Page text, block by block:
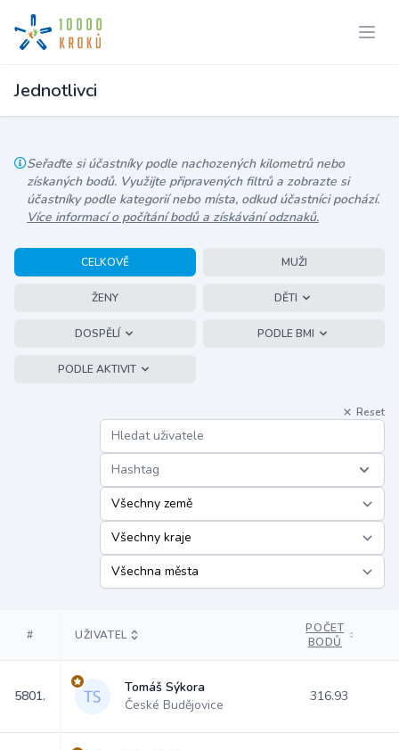
Jednotlivci
Seřaďte si účastníky podle nachozených kilometrů nebo
získaných bodů. Využijte připravených filtrů a zobrazte si
účastníky podle kategorií nebo místa, odkud účastníci pochází.
Více informací o počítání bodů a získávání odznaků.
CELKOVĚ MUŽI
ŽENY DĚTI
DOSPĚLÍ PODLE BMI
PODLE AKTIVIT
Reset
Hashtag
# UŽIVATEL
POČET
BODŮ
5801.
Tomáš Sýkora
České Budějovice
316.93